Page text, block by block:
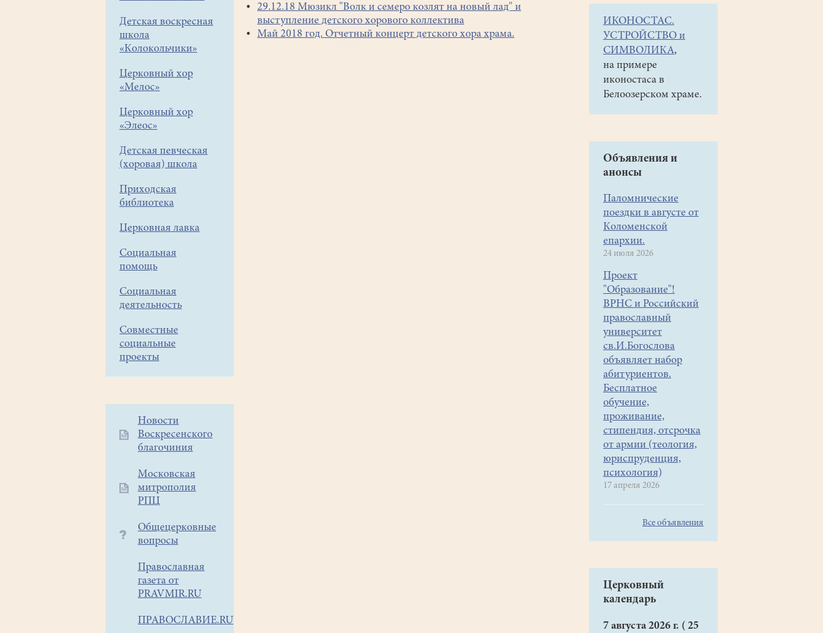
Детская воскресная
школа
«Колокольчики»
Церковный хор
«Мелос»
Церковный хор
«Элеос»
Детская певческая
(хоровая) школа
Приходская
библиотека
Церковная лавка
Социальная
помощь
Социальная
деятельность
Совместные
социальные
проекты
Дополнительное
меню
Новости
Воскресенского
благочиния
Московская
митрополия
РПЦ
Общецерковные
вопросы
Православная
газета от
PRAVMIR.RU
ПРАВОСЛАВИЕ.RU
29.12.18 Мюзикл "Волк и семеро козлят на новый лад" и
выступление детского хорового коллектива
Май 2018 год. Отчетный концерт детского хора храма.
ИКОНОСТАС.
УСТРОЙСТВО и
СИМВОЛИКА,
на примере
иконостаса в
Белоозерском храме.
Объявления и
анонсы
Паломнические
поездки в августе от
Коломенской
епархии.
24 июля 2026
Проект
"Образование"!
ВРНС и Российский
православный
университет
св.И.Богослова
объявляет набор
абитуриентов.
Бесплатное
обучение,
проживание,
стипендия, отсрочка
от армии (теология,
юриспруденция,
психология)
17 апреля 2026
Все объявления
Церковный
календарь
7 августа 2026 г. ( 25